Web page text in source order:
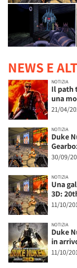
NEWS E
NOTIZIA
Il path
una
21/04/
NOTIZIA
Duke
30/09/
NOTIZIA
Una
3D:
11/10/
NOTIZIA
Duke
in
11/10/